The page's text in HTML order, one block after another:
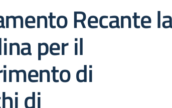
Recante
per il
di
di